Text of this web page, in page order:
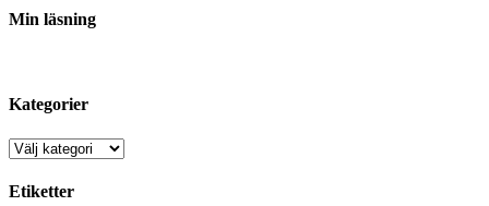
Min läsning
Kategorier
Kategorier
Etiketter